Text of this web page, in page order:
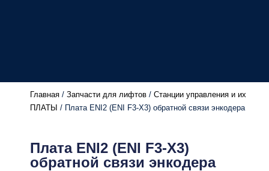
Главная / Запчасти для лифтов / Станции управления и их
ПЛАТЫ / Плата ENI2 (ENI F3-X3) обратной связи энкодера
Плата ENI2 (ENI F3-X3)
обратной связи энкодера